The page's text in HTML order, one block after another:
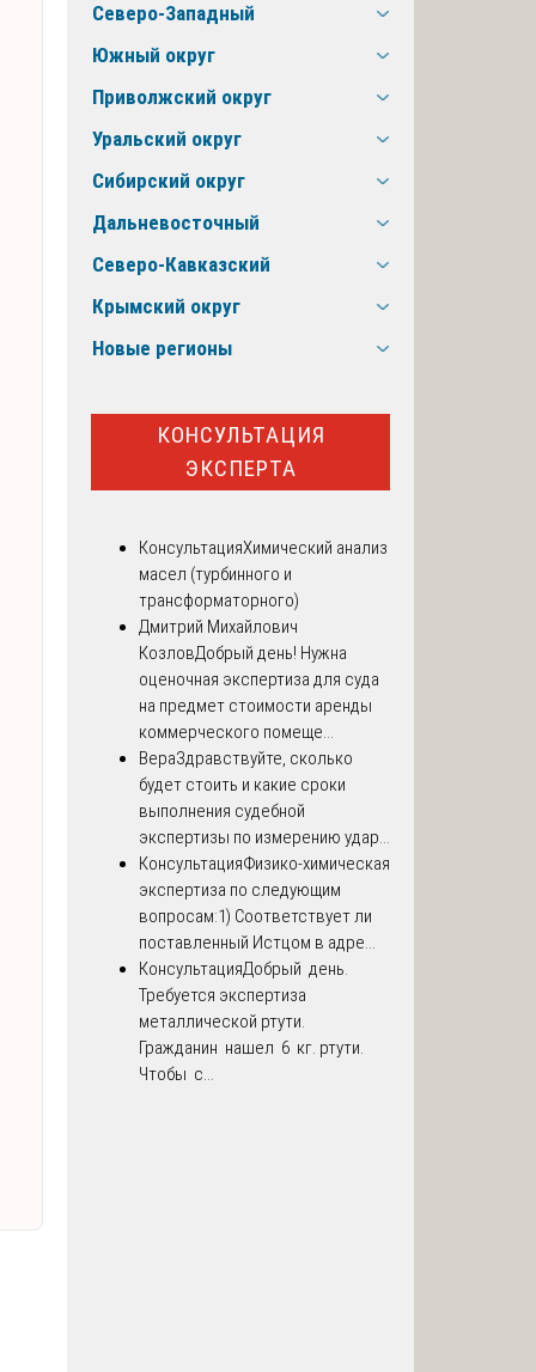
Северо-Западный
Южный округ
Приволжский округ
Уральский округ
Сибирский округ
Дальневосточный
Северо-Кавказский
Крымский округ
Новые регионы
КОНСУЛЬТАЦИЯ
ЭКСПЕРТА
КонсультацияХимический анализ
масел (турбинного и
трансформаторного)
Дмитрий Михайлович
КозловДобрый день! Нужна
оценочная экспертиза для суда
на предмет стоимости аренды
коммерческого помеще...
ВераЗдравствуйте, сколько
будет стоить и какие сроки
выполнения судебной
экспертизы по измерению удар...
КонсультацияФизико-химическая
экспертиза по следующим
вопросам:1) Соответствует ли
поставленный Истцом в адре...
КонсультацияДобрый день.
Требуется экспертиза
металлической ртути.
Гражданин нашел 6 кг. ртути.
Чтобы с...